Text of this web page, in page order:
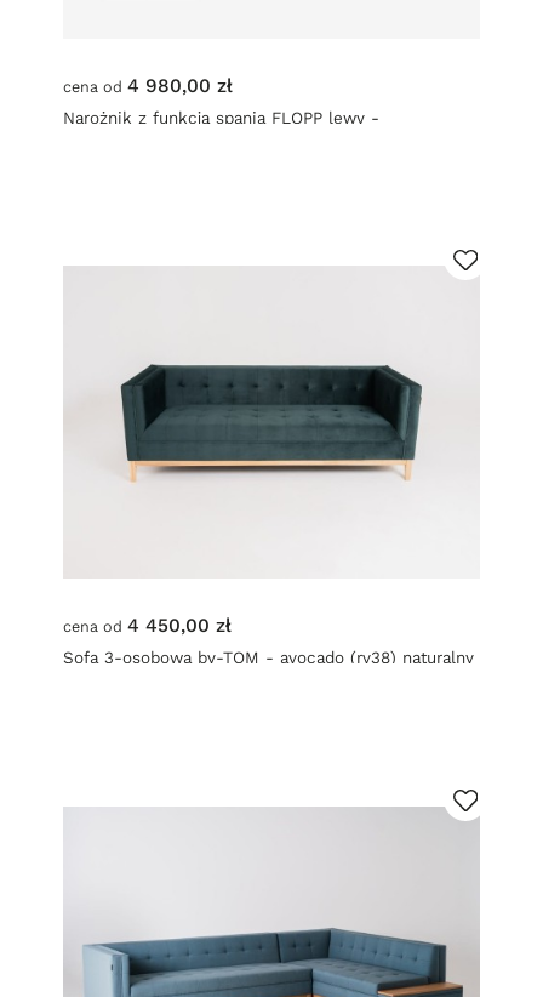
cena od 4 980,00 zł
Narożnik z funkcją spania FLOPP lewy -
cena od 4 450,00 zł
Sofa 3-osobowa by-TOM - avocado (rv38) naturalny